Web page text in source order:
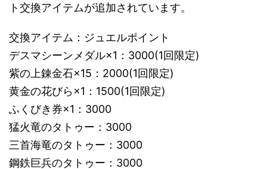
ト交換アイテムが追加されています。
交換アイテム：ジュエルポイント
デスマシーンメダル×1：3000(1回限定)
紫の上錬金石×15：2000(1回限定)
黄金の花びら×1：1500(1回限定)
ふくびき券×1：3000
猛火竜のタトゥー：3000
三首海竜のタトゥー：3000
鋼鉄巨兵のタトゥー：3000